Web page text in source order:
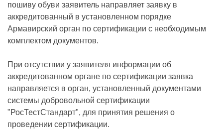
пошиву обуви заявитель направляет заявку в
аккредитованный в установленном порядке
Армавирский орган по сертификации с необходимым
комплектом документов.
При отсутствии у заявителя информации об
аккредитованном органе по сертификации заявка
направляется в орган, установленный документами
системы добровольной сертификации
"РосТестСтандарт", для принятия решения о
проведении сертификации.